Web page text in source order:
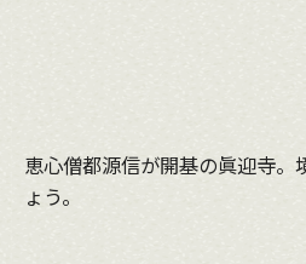
恵心僧都源信が開基の眞迎寺
ょう。